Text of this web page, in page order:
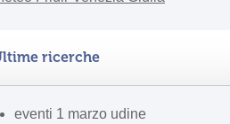
ricerche
eventi 1 marzo udine